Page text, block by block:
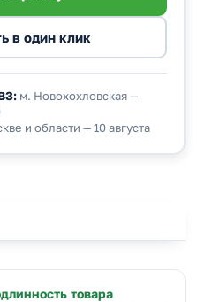
м. Новохохловская —
и области — 10 августа
товара